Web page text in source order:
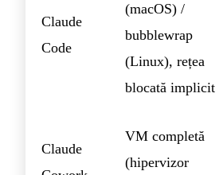
Claude
Code
(macOS) /
bubblewrap
(Linux), rețea
blocată implicit
Claude
VM completă
(hipervizor